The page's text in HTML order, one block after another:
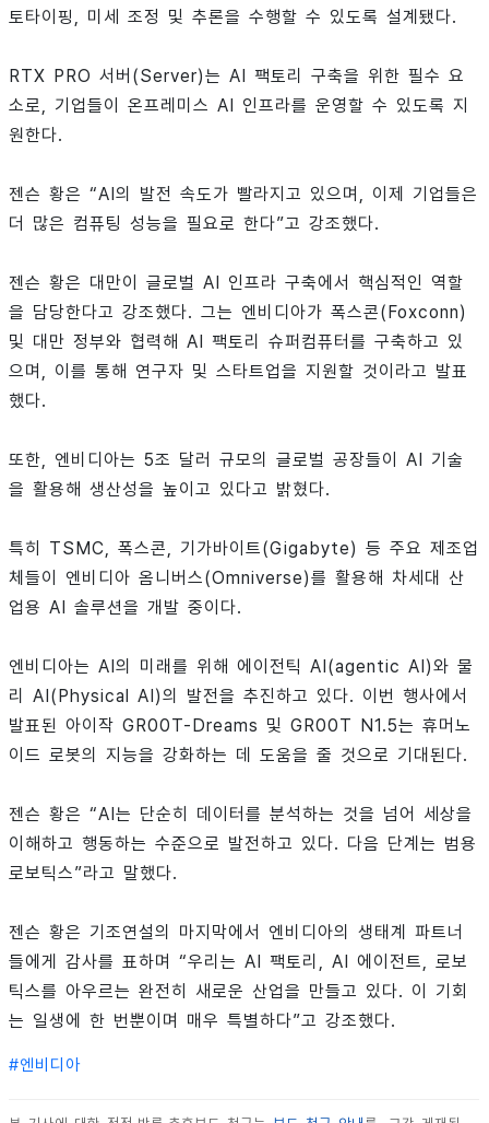
토타이핑, 미세 조정 및 추론을 수행할 수 있도록 설계됐다.
RTX PRO 서버(Server)는 AI 팩토리 구축을 위한 필수 요
소로, 기업들이 온프레미스 AI 인프라를 운영할 수 있도록 지
원한다.
젠슨 황은 “AI의 발전 속도가 빨라지고 있으며, 이제 기업들은
더 많은 컴퓨팅 성능을 필요로 한다”고 강조했다.
젠슨 황은 대만이 글로벌 AI 인프라 구축에서 핵심적인 역할
을 담당한다고 강조했다. 그는 엔비디아가 폭스콘(Foxconn)
및 대만 정부와 협력해 AI 팩토리 슈퍼컴퓨터를 구축하고 있
으며, 이를 통해 연구자 및 스타트업을 지원할 것이라고 발표
했다.
또한, 엔비디아는 5조 달러 규모의 글로벌 공장들이 AI 기술
을 활용해 생산성을 높이고 있다고 밝혔다.
특히 TSMC, 폭스콘, 기가바이트(Gigabyte) 등 주요 제조업
체들이 엔비디아 옴니버스(Omniverse)를 활용해 차세대 산
업용 AI 솔루션을 개발 중이다.
엔비디아는 AI의 미래를 위해 에이전틱 AI(agentic AI)와 물
리 AI(Physical AI)의 발전을 추진하고 있다. 이번 행사에서
발표된 아이작 GR00T-Dreams 및 GR00T N1.5는 휴머노
이드 로봇의 지능을 강화하는 데 도움을 줄 것으로 기대된다.
젠슨 황은 “AI는 단순히 데이터를 분석하는 것을 넘어 세상을
이해하고 행동하는 수준으로 발전하고 있다. 다음 단계는 범용
로보틱스”라고 말했다.
젠슨 황은 기조연설의 마지막에서 엔비디아의 생태계 파트너
들에게 감사를 표하며 “우리는 AI 팩토리, AI 에이전트, 로보
틱스를 아우르는 완전히 새로운 산업을 만들고 있다. 이 기회
는 일생에 한 번뿐이며 매우 특별하다”고 강조했다.
#엔비디아